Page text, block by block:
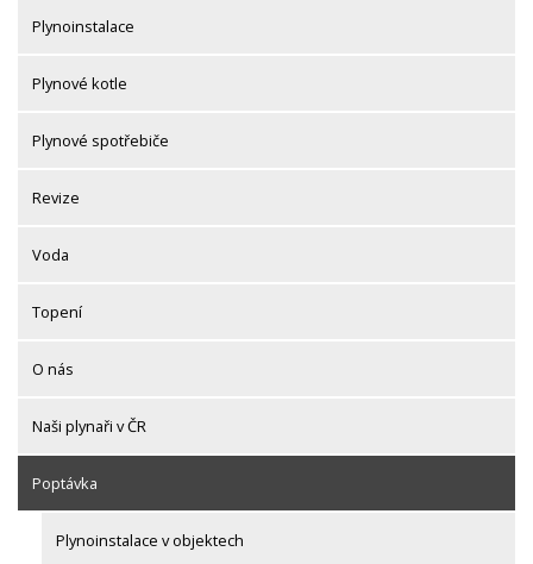
Plynoinstalace
Plynové kotle
Plynové spotřebiče
Revize
Voda
Topení
O nás
Naši plynaři v ČR
Poptávka
Plynoinstalace v objektech